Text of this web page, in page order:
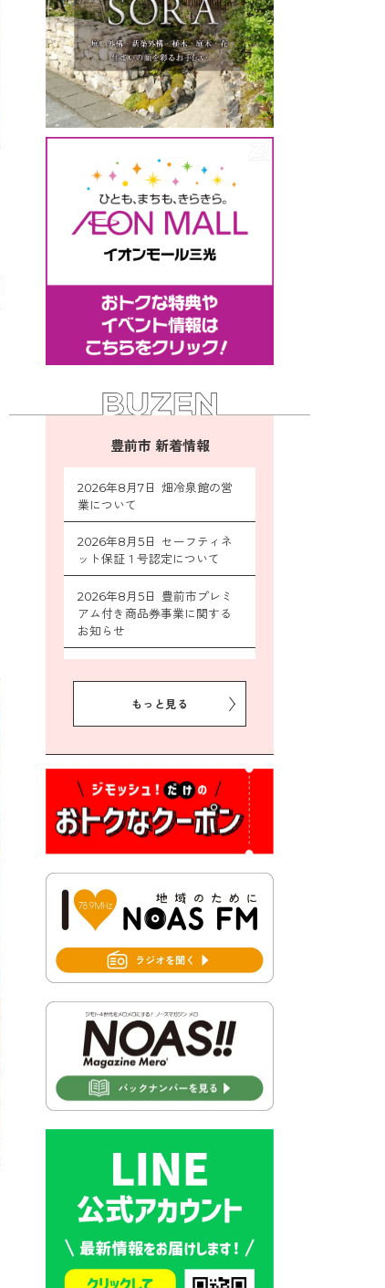
豊前市 新着情報
2026年8月7日 畑冷泉館の営
業について
2026年8月5日 セーフティネ
ット保証１号認定について
2026年8月5日 豊前市プレミ
アム付き商品券事業に関する
お知らせ
ン作戦参加者募集
対抗「福岡駅伝」出場選手募
集！
2026年7月31日 第６次豊前市
総合計画後期基本計画策定業
書が変わります！
2026年7月30日 豊前市立豊前
中学校の進捗状況について
2026年7月30日 豊前市立学校
2026年7月30日 豊前市立学校
紹介≪再編計画の見直しにつ
いて≫
2026年7月29日 豊前市指定ご
み袋販売のお知らせ
2026年7月28日 豊前カラス天
もっと見る